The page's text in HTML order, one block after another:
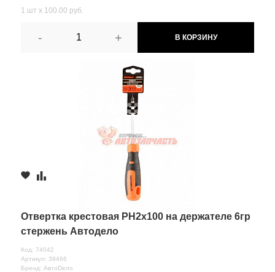
1 шт х 100.00 руб.
- + В КОРЗИНУ
Отвертка крестовая PH2х100 на держателе 6гр
стержень Автодело
Код: 74042
Артикул: 39466
Бренд: АвтоDело